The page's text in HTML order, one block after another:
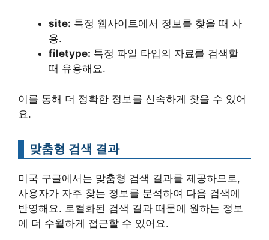
site: 특정 웹사이트에서 정보를 찾을 때 사
용.
filetype: 특정 파일 타입의 자료를 검색할
때 유용해요.
이를 통해 더 정확한 정보를 신속하게 찾을 수 있어
요.
맞춤형 검색 결과
미국 구글에서는 맞춤형 검색 결과를 제공하므로,
사용자가 자주 찾는 정보를 분석하여 다음 검색에
반영해요. 로컬화된 검색 결과 때문에 원하는 정보
에 더 수월하게 접근할 수 있어요.